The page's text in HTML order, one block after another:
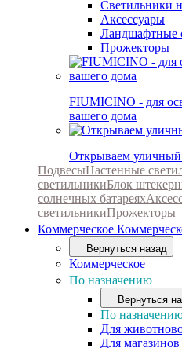
Светильники
Аксессуары
Ландшафтные
Прожекторы
FIUMICINO - для
вашего дома
Открываем уличный
ПодвесыНастенные
светильникиБлок
солнечных батареях
светильникиПрожекторы
Коммерческое
Вернуться назад
Коммерческое
По назначению
Вернуться
По
Для
Для магазинов